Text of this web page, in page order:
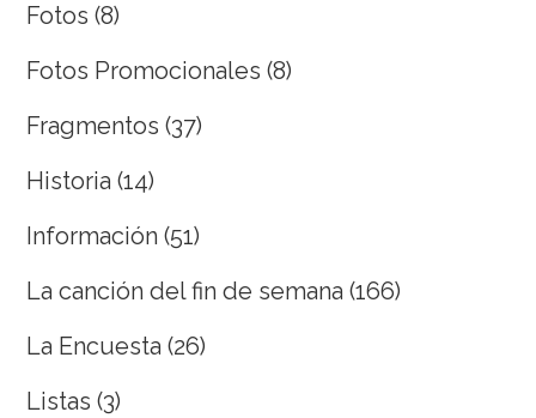
Fotos (8)
Fotos Promocionales (8)
Fragmentos (37)
Historia (14)
Información (51)
La canción del fin de semana (166)
La Encuesta (26)
Listas (3)